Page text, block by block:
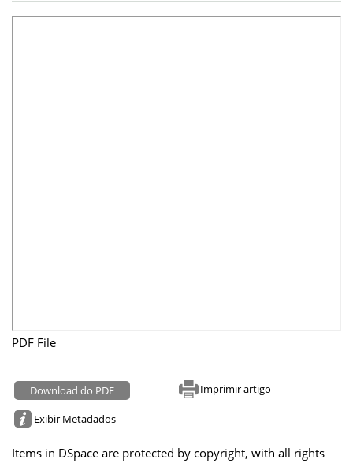
PDF File
Download do PDF Imprimir artigo
Exibir Metadados
Items in DSpace are protected by copyright, with all rights